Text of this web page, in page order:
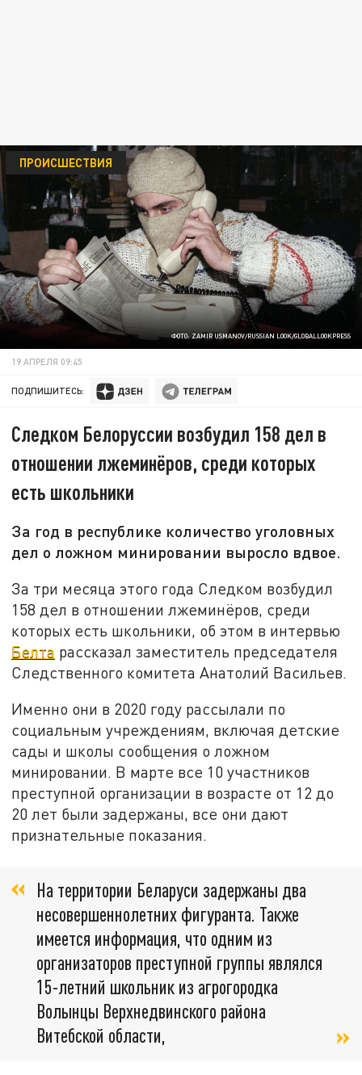
ФОТО: ZAMIR USMANOV/RUSSIAN LOOK/GLOBALLOOKPRESS
ПРОИСШЕСТВИЯ
19 АПРЕЛЯ 09:45
ПОДПИШИТЕСЬ:
Следком Белоруссии возбудил 158 дел в
отношении лжеминёров, среди которых
есть школьники
За год в республике количество уголовных
дел о ложном минировании выросло вдвое.
За три месяца этого года Следком возбудил
158 дел в отношении лжеминёров, среди
которых есть школьники, об этом в интервью
Белта рассказал заместитель председателя
Следственного комитета Анатолий Васильев.
Именно они в 2020 году рассылали по
социальным учреждениям, включая детские
сады и школы сообщения о ложном
минировании. В марте все 10 участников
преступной организации в возрасте от 12 до
20 лет были задержаны, все они дают
признательные показания.
На территории Беларуси задержаны два
несовершеннолетних фигуранта. Также
имеется информация, что одним из
организаторов преступной группы являлся
15-летний школьник из агрогородка
Волынцы Верхнедвинского района
Витебской области,